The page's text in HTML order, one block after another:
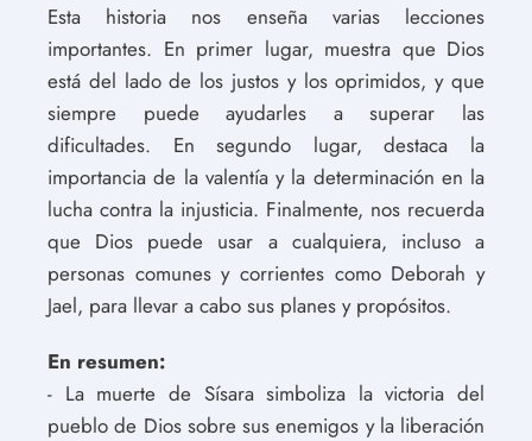
Esta historia nos enseña varias lecciones
importantes. En primer lugar, muestra que Dios
está del lado de los justos y los oprimidos, y que
siempre puede ayudarles a superar las
dificultades. En segundo lugar, destaca la
importancia de la valentía y la determinación en la
lucha contra la injusticia. Finalmente, nos recuerda
que Dios puede usar a cualquiera, incluso a
personas comunes y corrientes como Deborah y
Jael, para llevar a cabo sus planes y propósitos.
En resumen:
- La muerte de Sísara simboliza la victoria del
pueblo de Dios sobre sus enemigos y la liberación